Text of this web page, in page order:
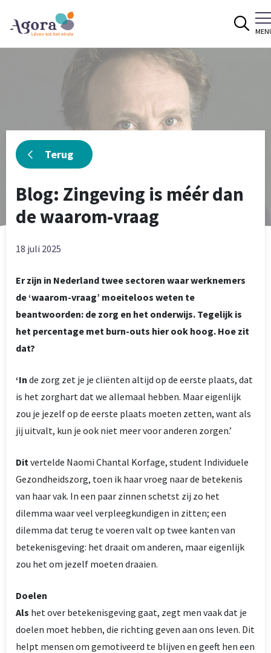
Terug
Blog: Zingeving is méér dan
de waarom-vraag
18 juli 2025
Er zijn in Nederland twee sectoren waar werknemers
de ‘waarom-vraag’ moeiteloos weten te
beantwoorden: de zorg en het onderwijs. Tegelijk is
het percentage met burn-outs hier ook hoog. Hoe zit
dat?
‘In de zorg zet je je cliënten altijd op de eerste plaats, dat
is het zorghart dat we allemaal hebben. Maar eigenlijk
zou je jezelf op de eerste plaats moeten zetten, want als
jij uitvalt, kun je ook niet meer voor anderen zorgen.’
Ditvertelde Naomi Chantal Korfage, student Individuele
Gezondheidszorg, toen ik haar vroeg naar de betekenis
van haar vak. In een paar zinnen schetst zij zo het
dilemma waar veel verpleegkundigen in zitten; een
dilemma dat terug te voeren valt op twee kanten van
betekenisgeving: het draait om anderen, maar eigenlijk
zou het om jezelf moeten draaien.
Doelen
Als het over betekenisgeving gaat, zegt men vaak dat je
doelen moet hebben, die richting geven aan ons leven. Dit
helpt mensen om gemotiveerd te blijven en geeft hen een